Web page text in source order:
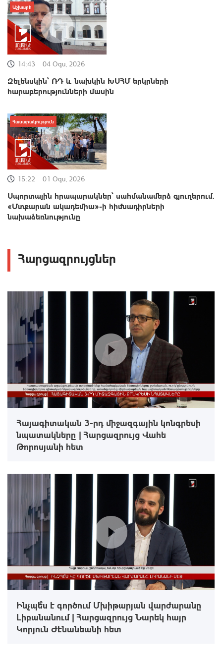
14:43 04 Օգս, 2026
Զելենսկին՝ ՌԴ և նախկին ԽՍՀՄ երկրների
հարաբերությունների մասին
Աշխարհ
15:22 01 Օգս, 2026
Սպորտային հրապարակներ՝ սահմանամերձ գյուղերում.
«Մտքարան ակադեմիա»-ի հիմնադիրների
նախաձեռնությունը
Հասարակություն
Հարցազրույցներ
Հայագիտական 3-րդ միջազգային կոնգրեսի
նպատակները | Հարցազրույց Վահե
Թորոսյանի հետ
Ինչպե՞ս է գործում Մխիթարյան վարժարանը
Լիբանանում | Հարցազրույց Նարեկ հայր
Կորյուն Ժէնանեանի հետ